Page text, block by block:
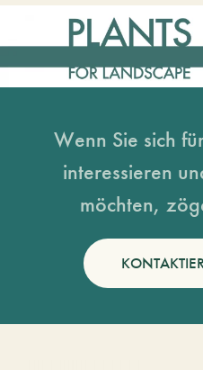
Wenn Sie sich
interessieren
möchten,